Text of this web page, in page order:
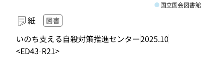
紙 図書
いのち支える自殺対策推進センター2025.10
<ED43-R21>
国立国会図書館